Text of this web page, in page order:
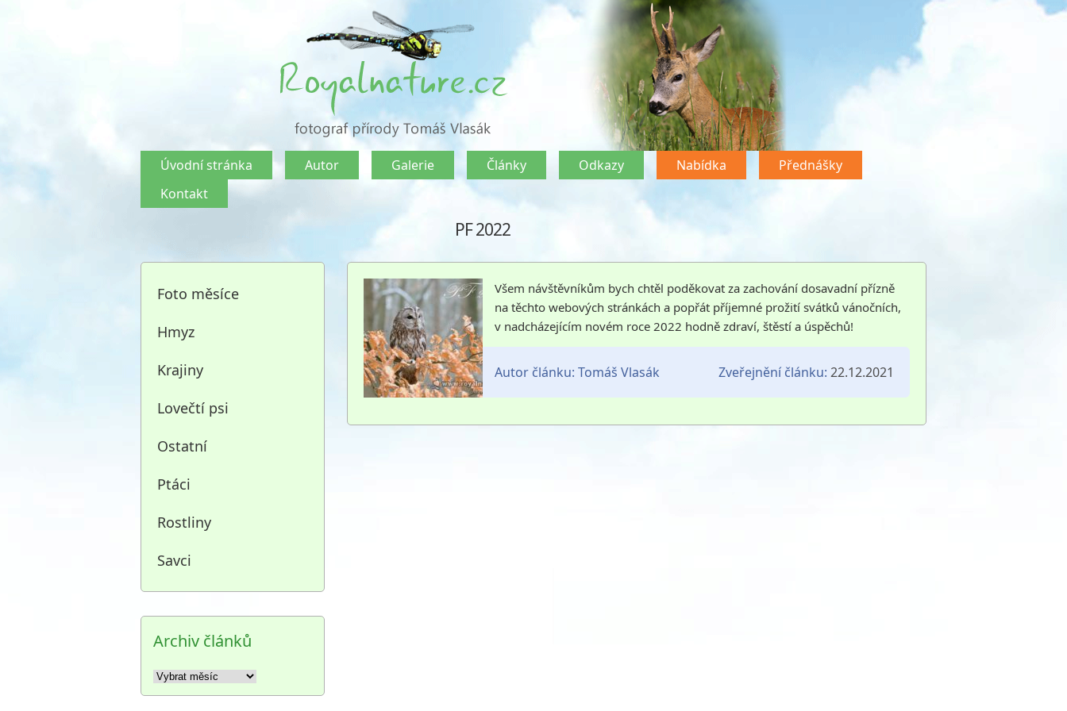
Úvodní stránka Autor Galerie Články Odkazy Nabídka
Přednášky
Kontakt
PF 2022
Foto měsíce
Hmyz
Krajiny
Lovečtí psi
Ostatní
Ptáci
Rostliny
Savci
Archiv článků
Archiv
článků
Všem návštěvníkům bych chtěl poděkovat za zachování dosavadní přízně
na těchto webových stránkách a popřát příjemné prožití svátků vánočních,
v nadcházejícím novém roce 2022 hodně zdraví, štěstí a úspěchů!
Autor článku: Tomáš Vlasák Zveřejnění článku: 22.12.2021